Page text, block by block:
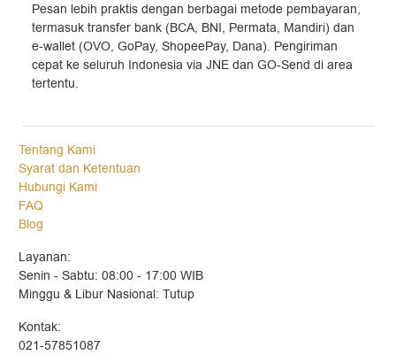
Pesan lebih praktis dengan berbagai metode pembayaran,
termasuk transfer bank (BCA, BNI, Permata, Mandiri) dan
e-wallet (OVO, GoPay, ShopeePay, Dana). Pengiriman
cepat ke seluruh Indonesia via JNE dan GO-Send di area
tertentu.
Tentang Kami
Syarat dan Ketentuan
Hubungi Kami
FAQ
Blog
Layanan:
Senin - Sabtu: 08:00 - 17:00 WIB
Minggu & Libur Nasional: Tutup
Kontak:
021-57851087